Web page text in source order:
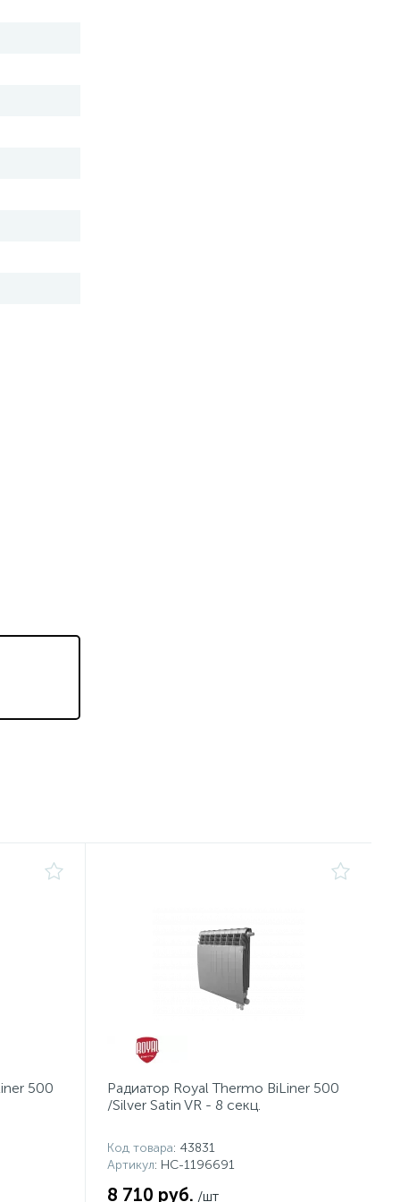
500
Радиатор Royal Thermo BiLiner 500
/Silver Satin VR - 8 секц.
Код товара: 43831
Артикул: НС-1196691
8 710 руб. /шт